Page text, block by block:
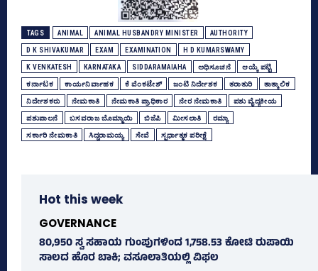
TAGS ANIMAL ANIMAL HUSBANDRY MINISTER AUTHORITY
D K SHIVAKUMAR EXAM EXAMINATION H D KUMARSWAMY
K VENKATESH KARNATAKA SIDDARAMAIAHA ಅಧಿಸೂಚನೆ ಆಯ್ಕೆ ಪಟ್ಟಿ
ಕರ್ನಾಟಕ ಕಾರ್ಯನಿರ್ವಾಹಕ ಕೆ ವೆಂಕಟೇಶ್‌ ಜಂಟಿ ನಿರ್ದೇಶಕ ತರಾತುರಿ ತಾತ್ಕಾಲಿಕ
ನಿರ್ದೇಶಕರು ನೇಮಕಾತಿ ನೇಮಕಾತಿ ಪ್ರಾಧಿಕಾರ ನೇರ ನೇಮಕಾತಿ ಪಶು ವೈದ್ಯಕೀಯ
ಪಶುಪಾಲನೆ ಬಸವರಾಜ ಬೊಮ್ಮಾಯಿ ಬಿಜೆಪಿ ಮೀಸಲಾತಿ ರಮ್ಯಾ
ಸರ್ಕಾರಿ ನೇಮಕಾತಿ ಸಿದ್ದರಾಮಯ್ಯ ಸೇವೆ ಸ್ಪರ್ಧಾತ್ಮಕ ಪರೀಕ್ಷೆ
Hot this week
GOVERNANCE
80,950 ಸ್ವ ಸಹಾಯ ಗುಂಪುಗಳಿಂದ 1,758.53 ಕೋಟಿ ರುಪಾಯಿ
ಸಾಲದ ಹೊರ ಬಾಕಿ; ವಸೂಲಾತಿಯಲ್ಲಿ ವಿಫಲ